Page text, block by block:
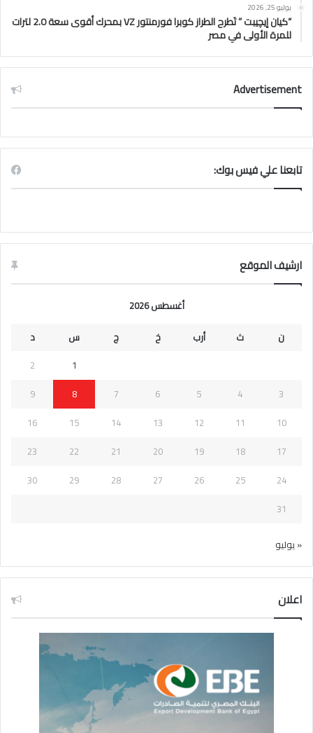
يوليو 25, 2026
“كيان إيچيبت ” تَطرح الطراز كوبرا فورمنتور VZ بمحرك أقوى سعة 2.0 لترات
للمرة الأولى في مصر
Advertisement
تابعنا علي فيس بوك:
ارشيف الموقع
أغسطس 2026
ن
ث أرب خ ج س
د
1
2
3
4
5
6
7
8
9
10
11
12
13
14
15
16
17
18
19
20
21
22
23
24
25
26
27
28
29
30
31
« يوليو
اعلان